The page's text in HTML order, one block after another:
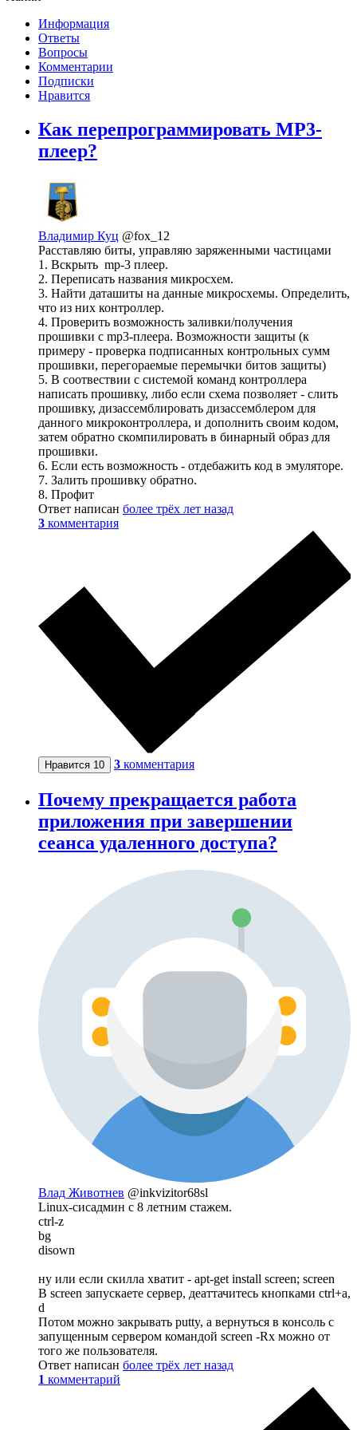
Информация
Ответы
Вопросы
Комментарии
Подписки
Нравится
Как перепрограммировать MP3-
плеер?
Владимир Куц @fox_12
Расставляю биты, управляю заряженными частицами
1. Вскрыть mp-3 плеер.
2. Переписать названия микросхем.
3. Найти даташиты на данные микросхемы. Определить,
что из них контроллер.
4. Проверить возможность заливки/получения
прошивки с mp3-плеера. Возможности защиты (к
примеру - проверка подписанных контрольных сумм
прошивки, перегораемые перемычки битов защиты)
5. В соотвествии с системой команд контроллера
написать прошивку, либо если схема позволяет - слить
прошивку, дизассемблировать дизассемблером для
данного микроконтроллера, и дополнить своим кодом,
затем обратно скомпилировать в бинарный образ для
прошивки.
6. Если есть возможность - отдебажить код в эмуляторе.
7. Залить прошивку обратно.
8. Профит
Ответ написан более трёх лет назад
3 комментария
Нравится 10 3 комментария
Почему прекращается работа
приложения при завершении
сеанса удаленного доступа?
Влад Животнев @inkvizitor68sl
Linux-сисадмин с 8 летним стажем.
ctrl-z
bg
disown
ну или если скилла хватит - apt-get install screen; screen
В screen запускаете сервер, деаттачитесь кнопками ctrl+a,
d
Потом можно закрывать putty, а вернуться в консоль с
запущенным сервером командой screen -Rx можно от
того же пользователя.
Ответ написан более трёх лет назад
1 комментарий